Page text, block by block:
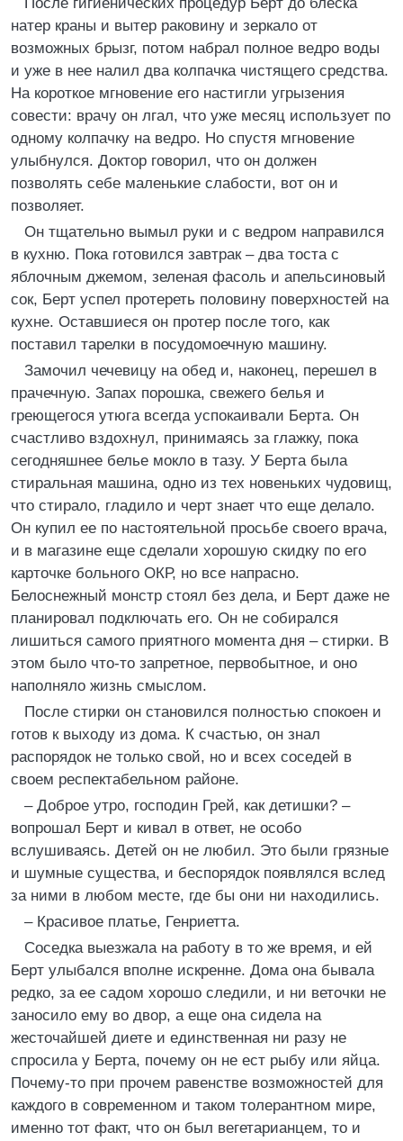
натер краны и вытер раковину и зеркало от
возможных брызг, потом набрал полное ведро воды
и уже в нее налил два колпачка чистящего средства.
На короткое мгновение его настигли угрызения
совести: врачу он лгал, что уже месяц использует по
одному колпачку на ведро. Но спустя мгновение
улыбнулся. Доктор говорил, что он должен
позволять себе маленькие слабости, вот он и
позволяет.
Он тщательно вымыл руки и с ведром направился
в кухню. Пока готовился завтрак – два тоста с
яблочным джемом, зеленая фасоль и апельсиновый
сок, Берт успел протереть половину поверхностей на
кухне. Оставшиеся он протер после того, как
поставил тарелки в посудомоечную машину.
Замочил чечевицу на обед и, наконец, перешел в
прачечную. Запах порошка, свежего белья и
греющегося утюга всегда успокаивали Берта. Он
счастливо вздохнул, принимаясь за глажку, пока
сегодняшнее белье мокло в тазу. У Берта была
стиральная машина, одно из тех новеньких чудовищ,
что стирало, гладило и черт знает что еще делало.
Он купил ее по настоятельной просьбе своего врача,
и в магазине еще сделали хорошую скидку по его
карточке больного ОКР, но все напрасно.
Белоснежный монстр стоял без дела, и Берт даже не
планировал подключать его. Он не собирался
лишиться самого приятного момента дня – стирки. В
этом было что-то запретное, первобытное, и оно
наполняло жизнь смыслом.
После стирки он становился полностью спокоен и
готов к выходу из дома. К счастью, он знал
распорядок не только свой, но и всех соседей в
своем респектабельном районе.
– Доброе утро, господин Грей, как детишки? –
вопрошал Берт и кивал в ответ, не особо
вслушиваясь. Детей он не любил. Это были грязные
и шумные существа, и беспорядок появлялся вслед
за ними в любом месте, где бы они ни находились.
– Красивое платье, Генриетта.
Соседка выезжала на работу в то же время, и ей
Берт улыбался вполне искренне. Дома она бывала
редко, за ее садом хорошо следили, и ни веточки не
заносило ему во двор, а еще она сидела на
жесточайшей диете и единственная ни разу не
спросила у Берта, почему он не ест рыбу или яйца.
Почему-то при прочем равенстве возможностей для
каждого в современном и таком толерантном мире,
именно тот факт, что он был вегетарианцем, то и